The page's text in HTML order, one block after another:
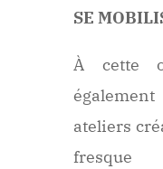
SE
À cette
ateliers
fresque